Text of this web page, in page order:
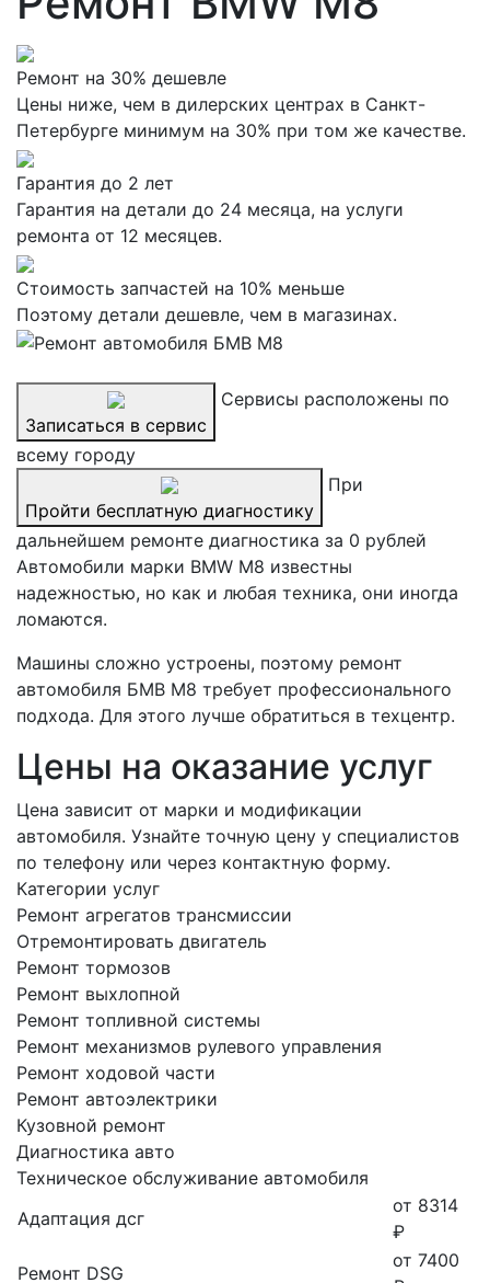
Ремонт на 30% дешевле
Цены ниже, чем в дилерских центрах в Санкт-
Петербурге минимум на 30% при том же качестве.
Гарантия до 2 лет
Гарантия на детали до 24 месяца, на услуги
ремонта от 12 месяцев.
Стоимость запчастей на 10% меньше
Поэтому детали дешевле, чем в магазинах.
Записаться в сервис
Сервисы расположены по
всему городу
Пройти бесплатную диагностику
При
дальнейшем ремонте диагностика за 0 рублей
Автомобили марки BMW M8 известны
надежностью, но как и любая техника, они иногда
ломаются.
Машины сложно устроены, поэтому ремонт
автомобиля БМВ M8 требует профессионального
подхода. Для этого лучше обратиться в техцентр.
Цены на оказание услуг
Цена зависит от марки и модификации
автомобиля. Узнайте точную цену у специалистов
по телефону или через контактную форму.
Категории услуг
Ремонт агрегатов трансмиссии
Отремонтировать двигатель
Ремонт тормозов
Ремонт выхлопной
Ремонт топливной системы
Ремонт механизмов рулевого управления
Ремонт ходовой части
Ремонт автоэлектрики
Кузовной ремонт
Диагностика авто
Техническое обслуживание автомобиля
Адаптация дсг
от 8314
₽
Ремонт DSG
от 7400